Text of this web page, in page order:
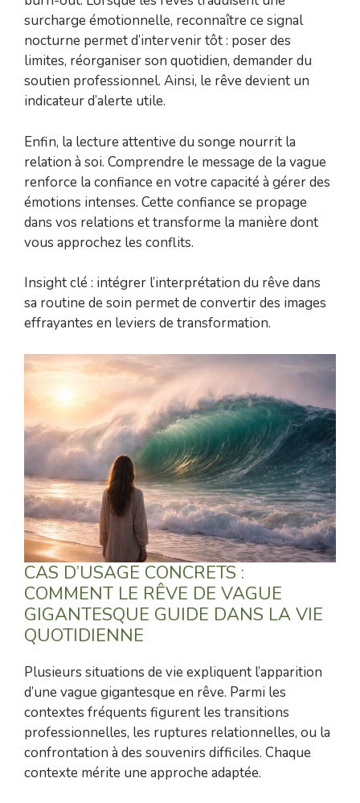
surcharge émotionnelle, reconnaître ce signal
nocturne permet d’intervenir tôt : poser des
limites, réorganiser son quotidien, demander du
soutien professionnel. Ainsi, le rêve devient un
indicateur d’alerte utile.
Enfin, la lecture attentive du songe nourrit la
relation à soi. Comprendre le message de la vague
renforce la confiance en votre capacité à gérer des
émotions intenses. Cette confiance se propage
dans vos relations et transforme la manière dont
vous approchez les conflits.
Insight clé : intégrer l’interprétation du rêve dans
sa routine de soin permet de convertir des images
effrayantes en leviers de transformation.
CAS D’USAGE CONCRETS :
COMMENT LE RÊVE DE VAGUE
GIGANTESQUE GUIDE DANS LA VIE
QUOTIDIENNE
Plusieurs situations de vie expliquent l’apparition
d’une vague gigantesque en rêve. Parmi les
contextes fréquents figurent les transitions
professionnelles, les ruptures relationnelles, ou la
confrontation à des souvenirs difficiles. Chaque
contexte mérite une approche adaptée.